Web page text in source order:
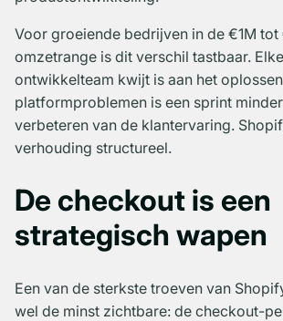
Voor groeiende bedrijven in de €1M tot
omzetrange is dit verschil tastbaar.
ontwikkelteam kwijt is aan het
platformproblemen is een sprint
verbeteren van de klantervaring.
verhouding structureel.
De checkout is een
strategisch wapen
Een van de sterkste troeven van
wel de minst zichtbare: de checkout-